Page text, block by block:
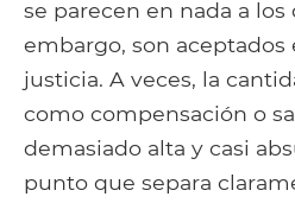
se parecen en nada a los
embargo, son
justicia. A veces, la
como compensación o
demasiado alta y casi
punto que separa